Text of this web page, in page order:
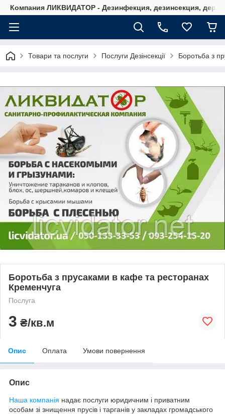
Компания ЛИКВИДАТОР - Дезинфекция, дезинсекция,
Товари та послуги Послуги Дезінсекції Боротьба з
Боротьба з прусаками в кафе та ресторанах
Кременчуга
Послуга
3 ₴/кв.м
Опис Оплата Умови повернення
Опис
Наша компанія надає послуги юридичним і приватним
особам зі знищення прусів і тарганів у закладах громадського